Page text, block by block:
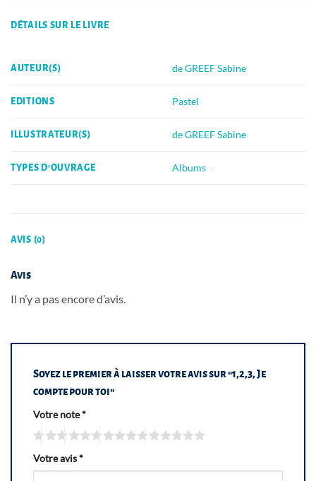
DÉTAILS SUR LE LIVRE
AUTEUR(S) de GREEF Sabine
EDITIONS Pastel
ILLUSTRATEUR(S) de GREEF Sabine
TYPES D'OUVRAGE Albums
AVIS (0)
Avis
Il n’y a pas encore d’avis.
Soyez le premier à laisser votre avis sur “1,2,3, Je
compte pour toi”
Votre note*
Votre avis*